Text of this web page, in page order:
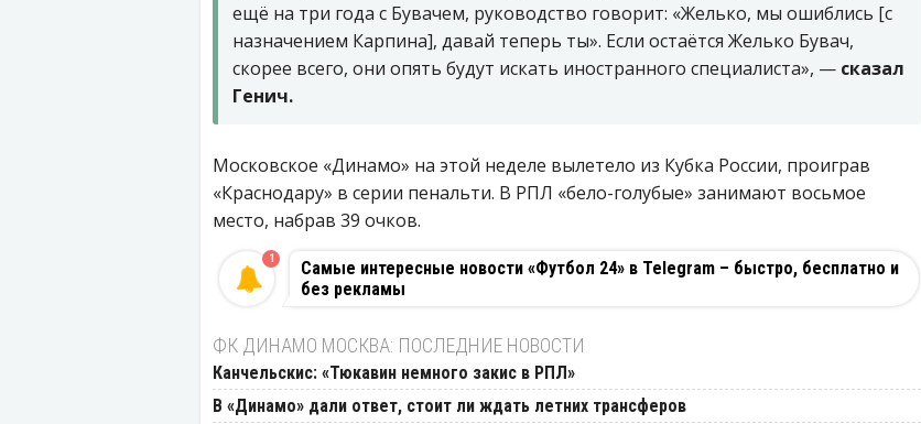
ещё на три года с Бувачем, руководство говорит: «Желько, мы ошиблись [с
назначением Карпина], давай теперь ты». Если остаётся Желько Бувач,
скорее всего, они опять будут искать иностранного специалиста», — сказал
Генич.
Московское «Динамо» на этой неделе вылетело из Кубка России, проиграв
«Краснодару» в серии пенальти. В РПЛ «бело-голубые» занимают восьмое
место, набрав 39 очков.
Самые интересные новости «Футбол 24» в Telegram – быстро, бесплатно и
без рекламы
1
ФК ДИНАМО МОСКВА: ПОСЛЕДНИЕ НОВОСТИ
Канчельскис: «Тюкавин немного закис в РПЛ»
В «Динамо» дали ответ, стоит ли ждать летних трансферов